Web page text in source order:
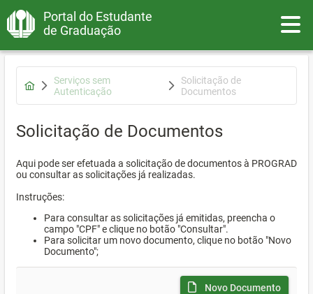
Portal do Estudante
de Graduação
Serviços sem
Autenticação
Solicitação de
Documentos
Solicitação de Documentos
Aqui pode ser efetuada a solicitação de documentos à PROGRAD
ou consultar as solicitações já realizadas.
Instruções:
Para consultar as solicitações já emitidas, preencha o
campo "CPF" e clique no botão "Consultar".
Para solicitar um novo documento, clique no botão "Novo
Documento";
Novo Documento